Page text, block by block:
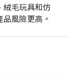
絨毛玩具和仿
風險更高。